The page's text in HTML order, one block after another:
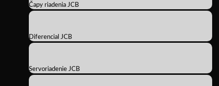
Čapy riadenia JCB
Diferencial JCB
Servoriadenie JCB